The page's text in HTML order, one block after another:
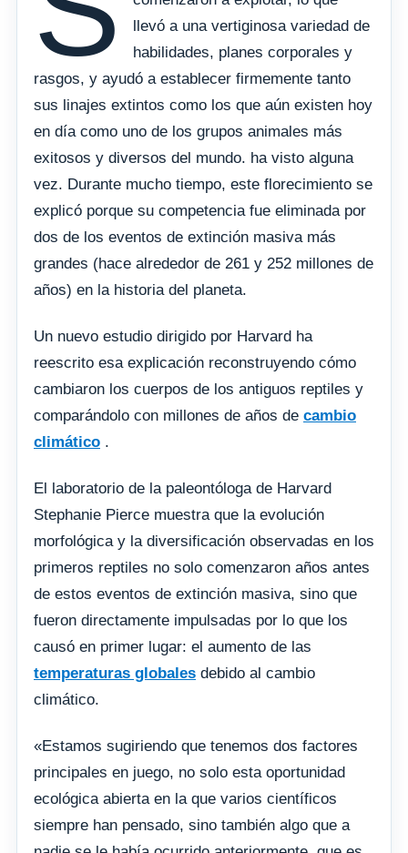
llevó a una vertiginosa variedad de
habilidades, planes corporales y
rasgos, y ayudó a establecer firmemente tanto
sus linajes extintos como los que aún existen hoy
en día como uno de los grupos animales más
exitosos y diversos del mundo. ha visto alguna
vez. Durante mucho tiempo, este florecimiento se
explicó porque su competencia fue eliminada por
dos de los eventos de extinción masiva más
grandes (hace alrededor de 261 y 252 millones de
años) en la historia del planeta.
Un nuevo estudio dirigido por Harvard ha
reescrito esa explicación reconstruyendo cómo
cambiaron los cuerpos de los antiguos reptiles y
comparándolo con millones de años de cambio
climático .
El laboratorio de la paleontóloga de Harvard
Stephanie Pierce muestra que la evolución
morfológica y la diversificación observadas en los
primeros reptiles no solo comenzaron años antes
de estos eventos de extinción masiva, sino que
fueron directamente impulsadas por lo que los
causó en primer lugar: el aumento de las
temperaturas globales debido al cambio
climático.
«Estamos sugiriendo que tenemos dos factores
principales en juego, no solo esta oportunidad
ecológica abierta en la que varios científicos
siempre han pensado, sino también algo que a